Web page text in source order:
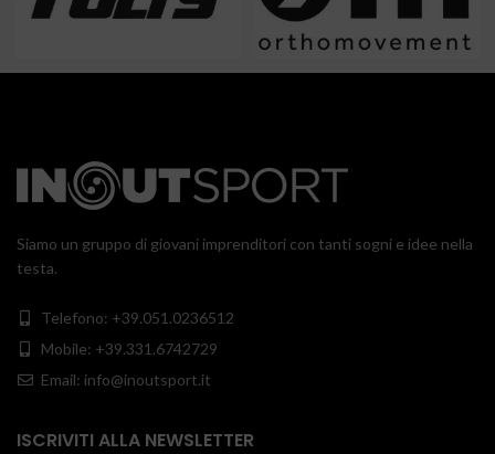
Siamo un gruppo di giovani imprenditori con tanti sogni e idee nella
testa.
Telefono: +39.051.0236512
Mobile: +39.331.6742729
Email: info@inoutsport.it
ISCRIVITI ALLA NEWSLETTER